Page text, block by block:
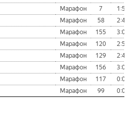
Марафон 7
Марафон 58
Марафон 155
Марафон 120
Марафон 129
Марафон 156
Марафон 117
Марафон 99